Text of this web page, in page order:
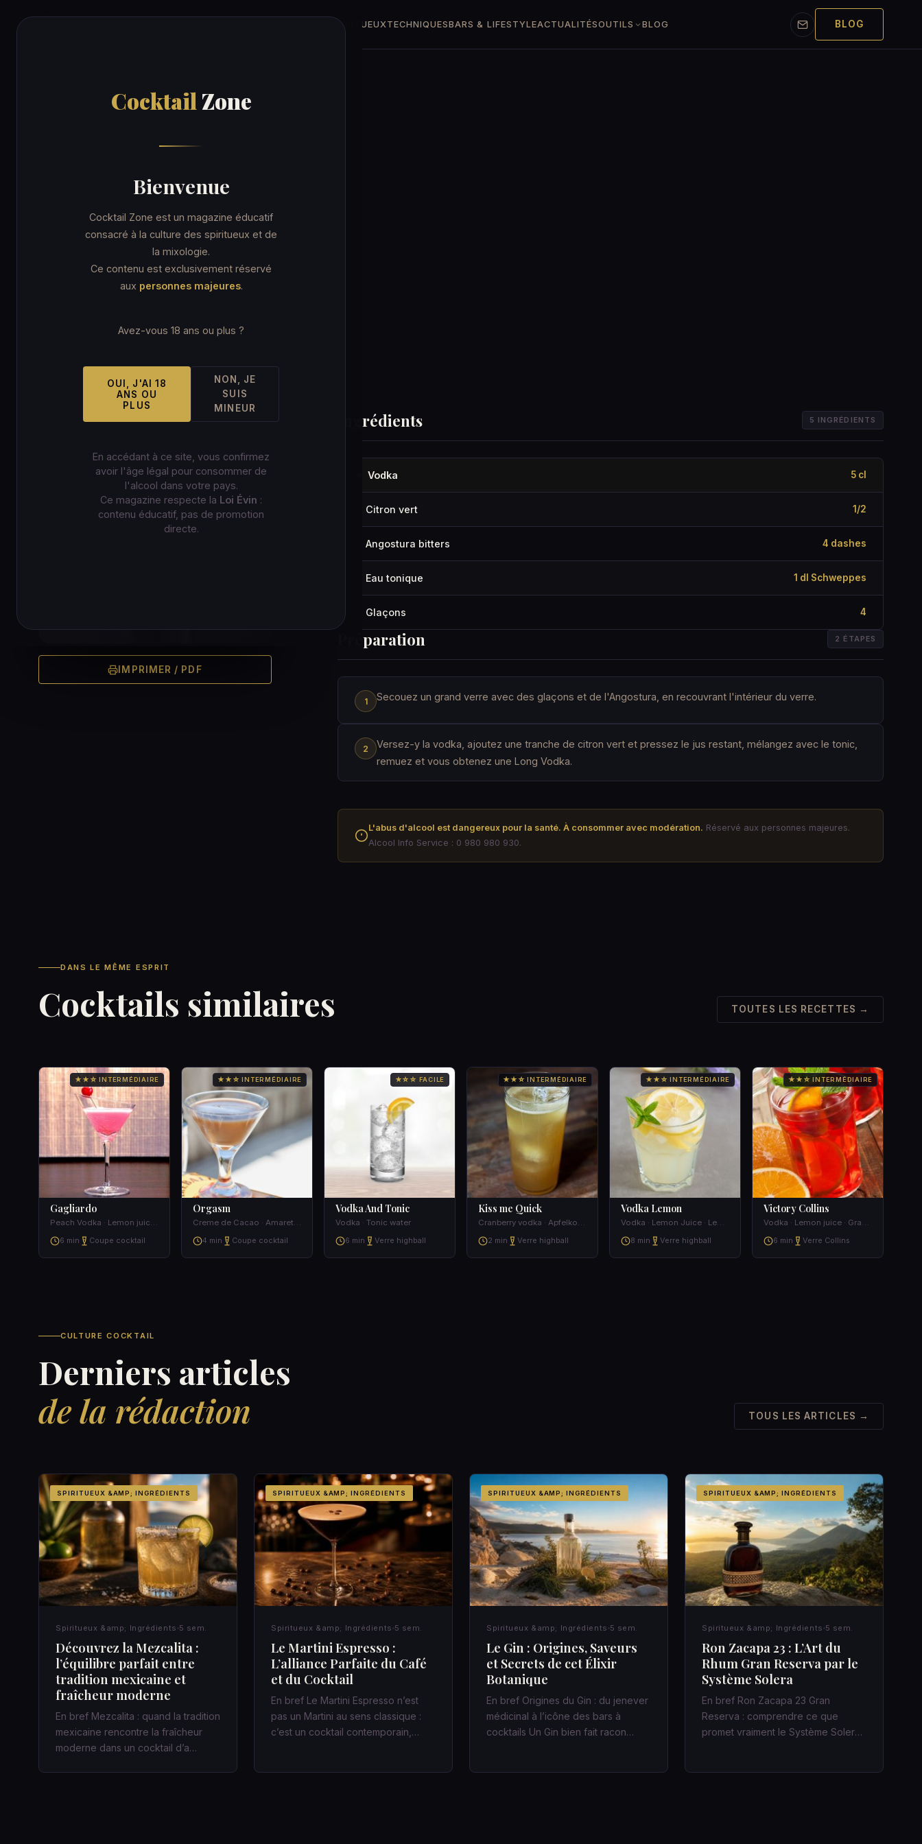
Cocktail Zone
Bienvenue
Cocktail Zone est un magazine éducatif
consacré à la culture des spiritueux et de
la mixologie.
Ce contenu est exclusivement réservé
aux personnes majeures.
Avez-vous 18 ans ou plus ?
OUI, J'AI 18
ANS OU
PLUS
NON, JE
SUIS
MINEUR
En accédant à ce site, vous confirmez
avoir l'âge légal pour consommer de
l'alcool dans votre pays.
Ce magazine respecte la Loi Évin :
contenu éducatif, pas de promotion
directe.
CocktailZone SPIRITUEUX TECHNIQUESBARS & LIFESTYLEACTUALITÉSOUTILS BLOG BLOG
Long vodka
Long vodka
Verre highball ★★☆ Intermédiaire
IMPRIMER / PDF
Ingrédients 5 INGRÉDIENTS
Vodka 5 cl
Citron vert 1/2
Angostura bitters 4 dashes
Eau tonique 1 dl Schweppes
Glaçons 4
Préparation 2 ÉTAPES
Secouez un grand verre avec des glaçons et de l'Angostura, en recouvrant l'intérieur du verre.
Versez-y la vodka, ajoutez une tranche de citron vert et pressez le jus restant, mélangez avec le tonic,
remuez et vous obtenez une Long Vodka.
L'abus d'alcool est dangereux pour la santé. À consommer avec modération. Réservé aux personnes majeures.
Alcool Info Service : 0 980 980 930.
DANS LE MÊME ESPRIT
Cocktails similaires TOUTES LES RECETTES →
★★☆ INTERMÉDIAIRE
Gagliardo
Peach Vodka · Lemon juice · Galliano · Sirup of roses
6 min
Coupe cocktail
★★☆ INTERMÉDIAIRE
Orgasm
Creme de Cacao · Amaretto · Triple sec · Vodka
4 min
Coupe cocktail
★☆☆ FACILE
Vodka And Tonic
Vodka · Tonic water
6 min
Verre highball
★★☆ INTERMÉDIAIRE
Kiss me Quick
Cranberry vodka · Apfelkorn · Schweppes Russchian · Apple juice
2 min
Verre highball
★★☆ INTERMÉDIAIRE
Vodka Lemon
Vodka · Lemon Juice · Lemon Peel · Ice
8 min
Verre highball
★★☆ INTERMÉDIAIRE
Victory Collins
Vodka · Lemon juice · Grape juice · Powdered sugar
6 min
Verre Collins
CULTURE COCKTAIL
Derniers articles
de la rédaction
TOUS LES ARTICLES →
SPIRITUEUX &AMP; INGRÉDIENTS
Spiritueux &amp; Ingrédients 5 sem.
Découvrez la Mezcalita :
l’équilibre parfait entre
tradition mexicaine et
fraîcheur moderne
En bref Mezcalita : quand la tradition
mexicaine rencontre la fraîcheur
moderne dans un cocktail d’a…
SPIRITUEUX &AMP; INGRÉDIENTS
Spiritueux &amp; Ingrédients 5 sem.
Le Martini Espresso :
L’alliance Parfaite du Café
et du Cocktail
En bref Le Martini Espresso n’est
pas un Martini au sens classique :
c’est un cocktail contemporain,…
SPIRITUEUX &AMP; INGRÉDIENTS
Spiritueux &amp; Ingrédients 5 sem.
Le Gin : Origines, Saveurs
et Secrets de cet Élixir
Botanique
En bref Origines du Gin : du jenever
médicinal à l’icône des bars à
cocktails Un Gin bien fait racon…
SPIRITUEUX &AMP; INGRÉDIENTS
Spiritueux &amp; Ingrédients 5 sem.
Ron Zacapa 23 : L’Art du
Rhum Gran Reserva par le
Système Solera
En bref Ron Zacapa 23 Gran
Reserva : comprendre ce que
promet vraiment le Système Solera